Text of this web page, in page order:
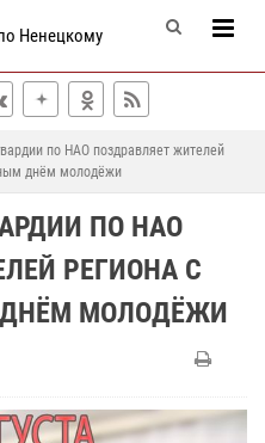
Ненецкому
по НАО поздравляет жителей
днём молодёжи
ПО НАО
РЕГИОНА С
МОЛОДЁЖИ